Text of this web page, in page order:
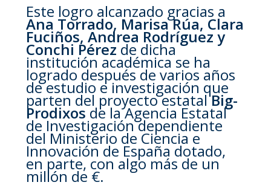
Este logro alcanzado gracias a
Ana Torrado, Marisa Rúa, Clara
Fuciños, Andrea Rodríguez y
Conchi Pérezde dicha
institución académica se ha
logrado después de varios años
de estudio e investigación que
parten del proyecto estatalBig-
Prodixosde la Agencia Estatal
de Investigación dependiente
del Ministerio de Ciencia e
Innovación de España dotado,
en parte, con algo más de un
millón de €.